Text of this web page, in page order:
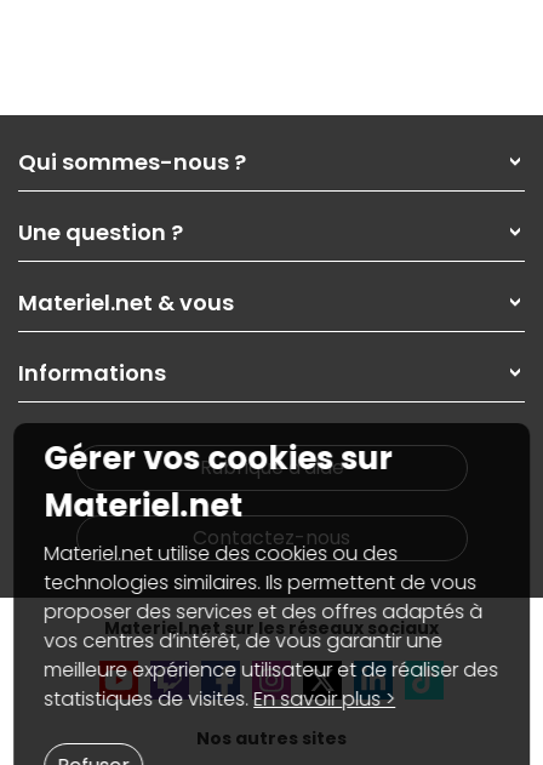
Qui sommes-nous ?
Nos services
Les magasins Materiel.net
Nos solutions pour les pros
Contactez-nous
Une question ?
Paiement, livraison
Garanties,Pack Zen
SAV, demander un retour
Informations
Materiel.net & vous
On rachète votre carte graphique
PC sur mesure : Votre RDV personnalisé
Notre démarche écologique
Materiel.net recrute
Notre programme d'affiliation
Partenariat & Sponsoring
Informations
Plan du site
Nos marques
Conditions générales de vente
Marketplace
Informations légales
Données personnelles etcookies
Gérer vos cookies
Accessibilité : non conforme
Rubrique d'aide
Contactez-nous
Materiel.net sur les réseaux sociaux
Nos autres sites
Gérer vos cookies sur
Materiel.net
Materiel.net utilise des cookies ou des
technologies similaires. Ils permettent de vous
proposer des services et des offres adaptés à
vos centres d’intérêt, de vous garantir une
meilleure expérience utilisateur et de réaliser des
statistiques de visites.En savoir plus >